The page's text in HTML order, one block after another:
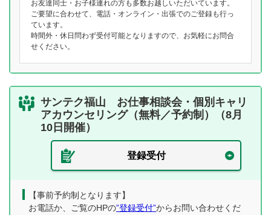
お友達同士・お子様連れの方も多数お越しいただいています。
ご要望に合わせて、電話・オンライン・出張でのご登録も行っ
ています。
時間外・休日問わず受付可能となりますので、お気軽にお問合
せください。
サンテク福山 お仕事相談会・個別キャリ
アカウンセリング（無料／予約制）（8月
10日開催）
登録受付
【事前予約制となります】
お電話か、ご覧のHPの”登録受付”からお問い合わせくだ